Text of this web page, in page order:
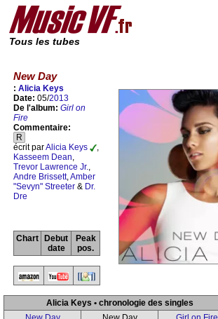
Tous les tubes
New Day
: Alicia Keys
Date: 05/2013
De l'album: Girl on
Fire
Commentaire:
R
écrit parAlicia Keys
,
Kasseem Dean,
Trevor Lawrence Jr.,
Andre Brissett,Amber
"Sevyn" Streeter & Dr.
Dre
Chart
Debut
date
Peak
pos.
Alicia Keys • chronologie des singles